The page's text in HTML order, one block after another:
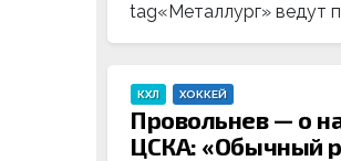
tag«Металлург» ведут
КХЛ ХОККЕЙ
Провольнев — о
ЦСКА: «Обычный